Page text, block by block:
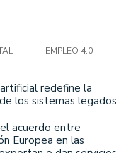
EMPLEO 4.0
redefine la
los sistemas legados
acuerdo entre
Europea en las